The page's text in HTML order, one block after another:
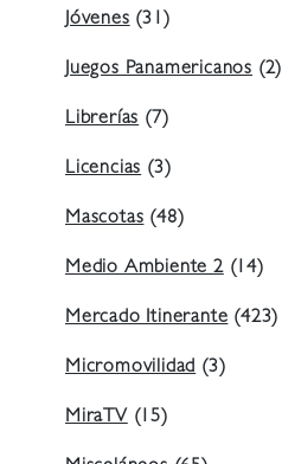
Jóvenes(31)
Juegos Panamericanos (2)
Librerías(7)
Licencias(3)
Mascotas(48)
Medio Ambiente 2(14)
Mercado Itinerante(423)
Micromovilidad(3)
MiraTV(15)